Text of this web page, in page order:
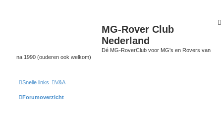
MG-Rover Club
Nederland
Dé MG-RoverClub voor MG's en Rovers van
na 1990 (ouderen ook welkom)
Snelle links V&A
Forumoverzicht